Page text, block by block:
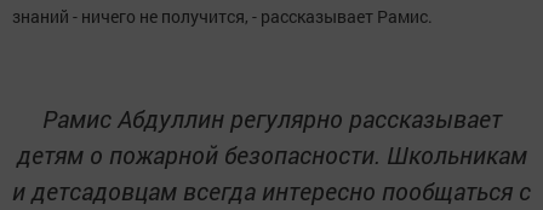
знаний - ничего не получится, - рассказывает Рамис.
Рамис Абдуллин регулярно рассказывает
детям о пожарной безопасности. Школьникам
и детсадовцам всегда интересно пообщаться с